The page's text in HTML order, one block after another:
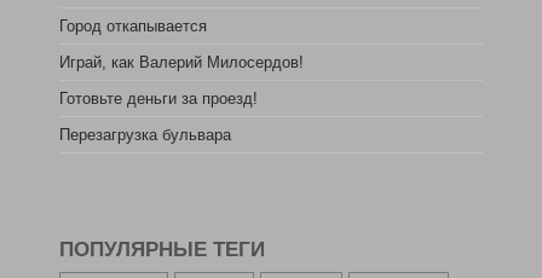
Город откапывается
Играй, как Валерий Милосердов!
Готовьте деньги за проезд!
Перезагрузка бульвара
ПОПУЛЯРНЫЕ ТЕГИ